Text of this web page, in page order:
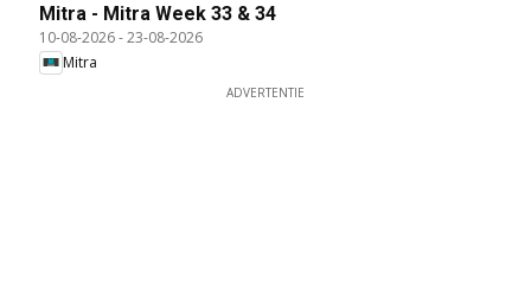
Mitra - Mitra Week 33 & 34
10-08-2026-23-08-2026
Mitra
ADVERTENTIE